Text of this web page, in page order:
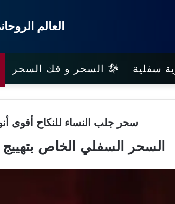
العالم
سفلية السحر و فك السحر
سحر جلب النساء للنكاح أقوى
السحر السفلي الخاص